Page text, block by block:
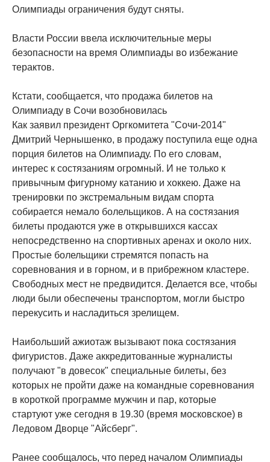
Олимпиады ограничения будут сняты.
Власти России ввела исключительные меры
безопасности на время Олимпиады во избежание
терактов.
Кстати, сообщается, что продажа билетов на
Олимпиаду в Сочи возобновилась
Как заявил президент Оргкомитета "Сочи-2014"
Дмитрий Чернышенко, в продажу поступила еще одна
порция билетов на Олимпиаду. По его словам,
интерес к состязаниям огромный. И не только к
привычным фигурному катанию и хоккею. Даже на
тренировки по экстремальным видам спорта
собирается немало болельщиков. А на состязания
билеты продаются уже в открывшихся кассах
непосредственно на спортивных аренах и около них.
Простые болельщики стремятся попасть на
соревнования и в горном, и в прибрежном кластере.
Свободных мест не предвидится. Делается все, чтобы
люди были обеспечены транспортом, могли быстро
перекусить и насладиться зрелищем.
Наибольший ажиотаж вызывают пока состязания
фигуристов. Даже аккредитованные журналисты
получают "в довесок" специальные билеты, без
которых не пройти даже на командные соревнования
в короткой программе мужчин и пар, которые
стартуют уже сегодня в 19.30 (время московское) в
Ледовом Дворце "Айсберг".
Ранее сообщалось, что перед началом Олимпиады